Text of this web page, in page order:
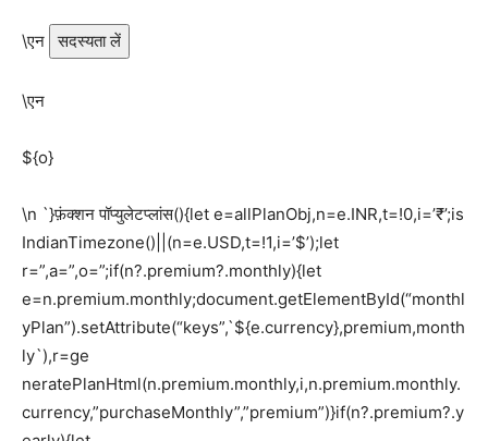
\एन सदस्यता लें
\एन
${o}
\n `}फ़ंक्शन पॉप्युलेटप्लांस(){let e=allPlanObj,n=e.INR,t=!0,i=’₹’;is
IndianTimezone()||(n=e.USD,t=!1,i=’$’);let
r=”,a=”,o=”;if(n?.premium?.monthly){let
e=n.premium.monthly;document.getElementById(“monthl
yPlan”).setAttribute(“keys”,`${e.currency},premium,month
ly`),r=ge
neratePlanHtml(n.premium.monthly,i,n.premium.monthly.
currency,”purchaseMonthly”,”premium”)}if(n?.premium?.y